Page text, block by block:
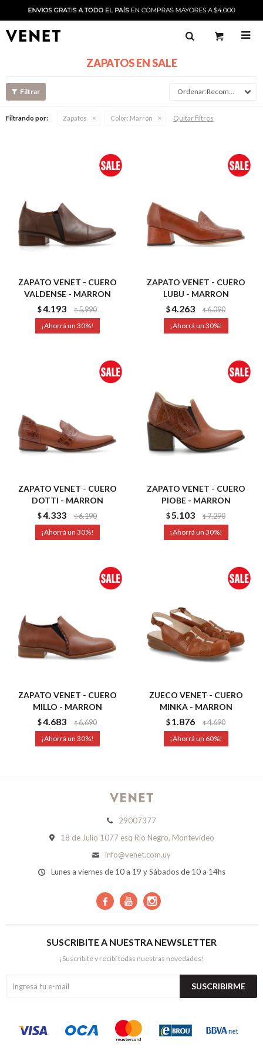

ZAPATOS EN SALE
Recomendado
Filtrando por: Zapatos Color: Marrón Quitar filtros
ZAPATO VENET - CUERO
VALDENSE - MARRON
$4.193 $5.990
30
ZAPATO VENET - CUERO
LUBU - MARRON
$4.263 $6.090
30
ZAPATO VENET - CUERO
DOTTI - MARRON
$4.333 $6.190
30
ZAPATO VENET - CUERO
PIOBE - MARRON
$5.103 $7.290
30
ZAPATO VENET - CUERO
MILLO - MARRON
$4.683 $6.690
30
ZUECO VENET - CUERO
MINKA - MARRON
$1.876 $4.690
60
29007377
18 de Julio 1077 esq Río Negro, Montevideo
info@venet.com.uy
Lunes a viernes de 10 a 19 y Sábados de 10 a 14hs
  
SUSCRIBITE A NUESTRA NEWSLETTER
¡Suscribite y recibí todas nuestras novedades!
SUSCRIBIRME